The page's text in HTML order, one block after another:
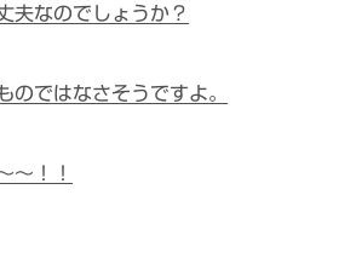
夫なのでしょうか？
のではなさそうですよ。
～！！